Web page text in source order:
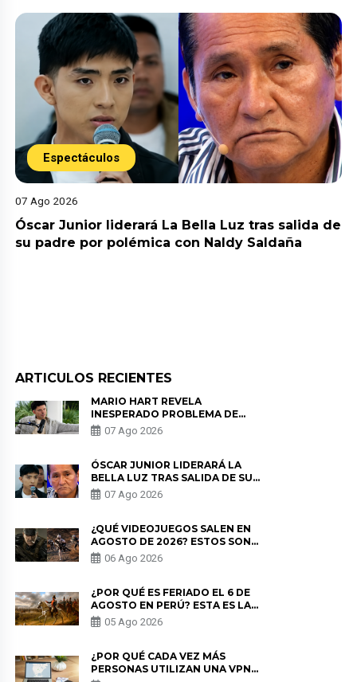
Espectáculos
07 Ago 2026
Óscar Junior liderará La Bella Luz tras salida de
su padre por polémica con Naldy Saldaña
ARTICULOS RECIENTES
MARIO HART REVELA
INESPERADO PROBLEMA DE
SALUD ANTES DE SEPARARSE DE
KORINA: “ME ENCONTRARON UN
07 Ago 2026
ÓSCAR JUNIOR LIDERARÁ LA
BELLA LUZ TRAS SALIDA DE SU
PADRE POR POLÉMICA CON
NALDY SALDAÑA
07 Ago 2026
¿QUÉ VIDEOJUEGOS SALEN EN
AGOSTO DE 2026? ESTOS SON
LOS ESTRENOS MÁS ESPERADOS
06 Ago 2026
¿POR QUÉ ES FERIADO EL 6 DE
AGOSTO EN PERÚ? ESTA ES LA
HISTORIA
05 Ago 2026
¿POR QUÉ CADA VEZ MÁS
PERSONAS UTILIZAN UNA VPN